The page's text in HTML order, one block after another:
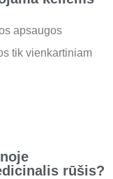
apsaugos
tik vienkartiniam
rūšis?